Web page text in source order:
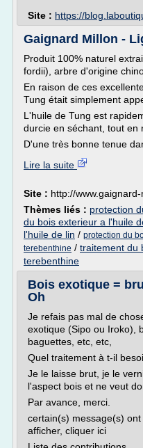
Site : https://
Gaignard Millon -
Produit 100% naturel
fordii), arbre d'origine
En raison de ces
Tung était simplement
L'huile de Tung est
durcie en séchant, tout en
D'une très bonne tenue
Lire la suite
Site : http://
Thèmes liés : protection
du bois exterieur a l'huile
l'huile de lin / protection du
terebenthine / traitement du
terebenthine
Bois exotique =
Oh
Je refais pas mal de
exotique (Sipo ou Iroko),
baguettes, etc, etc,
Quel traitement à t-il
Je le laisse brut, je le
l'aspect bois et ne veut
Par avance, merci.
certain(s) message(s)
afficher, cliquer ici